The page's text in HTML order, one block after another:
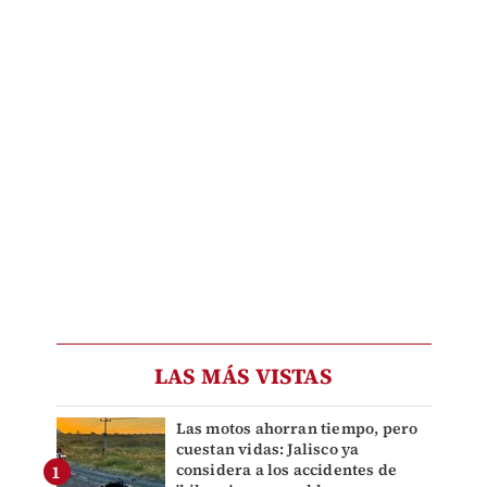
LAS MÁS VISTAS
Las motos ahorran tiempo, pero
cuestan vidas: Jalisco ya
considera a los accidentes de